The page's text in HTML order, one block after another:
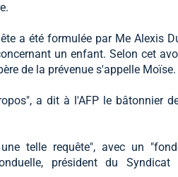
a été formulée par Me Alexis
un enfant. Selon cet
de la prévenue s'appelle Moïse.
a dit à l'AFP le bâtonnier
telle requête", avec un
président du